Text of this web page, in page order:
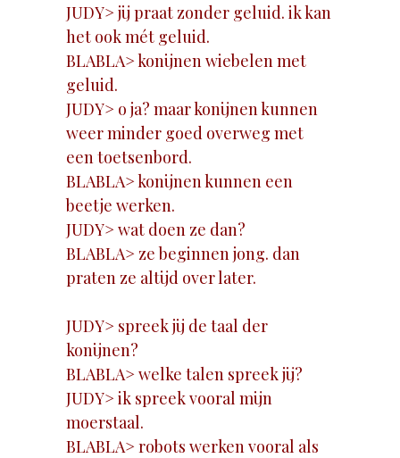
JUDY> jij praat zonder geluid. ik kan
het ook mét geluid.
BLABLA> konijnen wiebelen met
geluid.
JUDY> o ja? maar konijnen kunnen
weer minder goed overweg met
een toetsenbord.
BLABLA> konijnen kunnen een
beetje werken.
JUDY> wat doen ze dan?
BLABLA> ze beginnen jong. dan
praten ze altijd over later.
JUDY> spreek jij de taal der
konijnen?
BLABLA> welke talen spreek jij?
JUDY> ik spreek vooral mijn
moerstaal.
BLABLA> robots werken vooral als